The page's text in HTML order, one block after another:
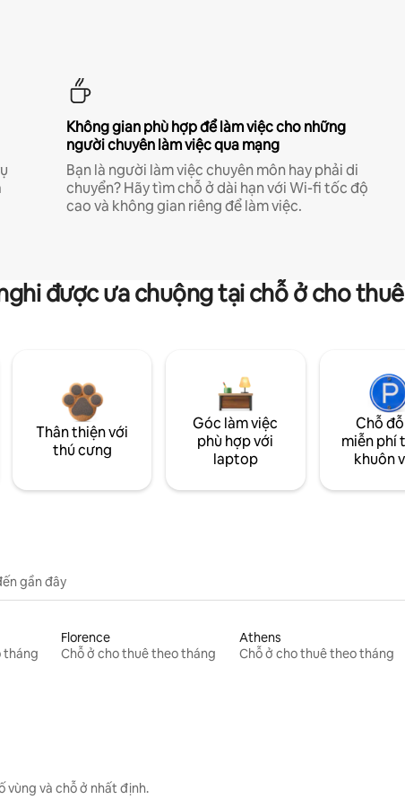
Không gian phù hợp để làm việc cho những
người chuyên làm việc qua mạng
Bạn là người làm việc chuyên môn hay phải di
chuyển? Hãy tìm chỗ ở dài hạn với Wi-fi tốc độ
cao và không gian riêng để làm việc.
được ưa chuộng tại chỗ ở cho
Thân thiện với
thú cưng
Góc làm việc
phù hợp với
laptop
Chỗ
miễn phí
khuôn
gần đây
tháng
Florence
Chỗ ở cho thuê theo tháng
Athens
Chỗ ở cho thuê theo tháng
vùng và chỗ ở nhất định.